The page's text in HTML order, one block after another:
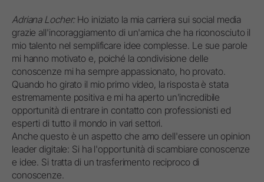
Adriana Locher:Ho iniziato la mia carriera sui social media
grazie all'incoraggiamento di un'amica che ha riconosciuto il
mio talento nel semplificare idee complesse. Le sue parole
mi hanno motivato e, poiché la condivisione delle
conoscenze mi ha sempre appassionato, ho provato.
Quando ho girato il mio primo video, la risposta è stata
estremamente positiva e mi ha aperto un'incredibile
opportunità di entrare in contatto con professionisti ed
esperti di tutto il mondo in vari settori.
Anche questo è un aspetto che amo dell'essere un opinion
leader digitale: Si ha l'opportunità di scambiare conoscenze
e idee. Si tratta di un trasferimento reciproco di
conoscenze.